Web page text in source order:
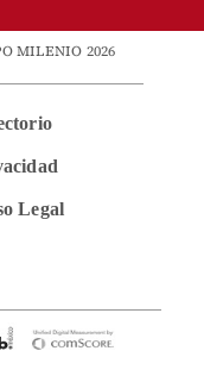
MILENIO 2026
Legal